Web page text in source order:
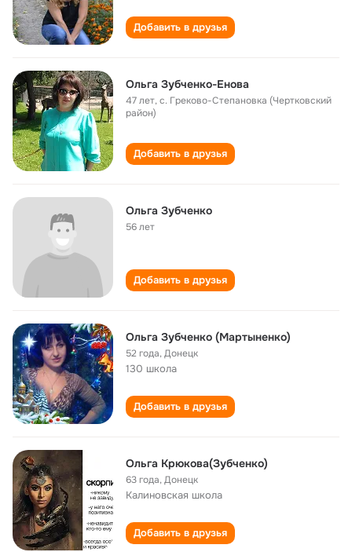
Добавить в друзья
Ольга Зубченко-Енова
47 лет,с. Греково-Степановка (Чертковский
район)
Добавить в друзья
Ольга Зубченко
56 лет
Добавить в друзья
Ольга Зубченко (Мартыненко)
52 года,Донецк
130 школа
Добавить в друзья
Ольга Крюкова(Зубченко)
63 года,Донецк
Калиновская школа
Добавить в друзья